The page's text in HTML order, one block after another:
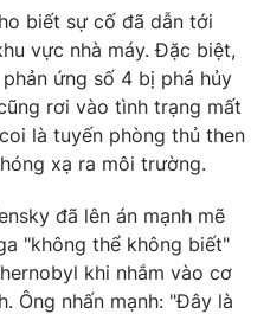
video
Thể thao
Bất động sản
lòng Việt
Vươn mình bằng AI
biết sự cố đã dẫn tới
vực nhà máy. Đặc biệt,
ứng số 4 bị phá hủy
rơi vào tình trạng mất
là tuyến phòng thủ then
xạ ra môi trường.
đã lên án mạnh mẽ
"không thể không biết"
khi nhắm vào cơ
Ông nhấn mạnh: "Đây là